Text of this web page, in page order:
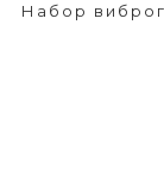
Набор